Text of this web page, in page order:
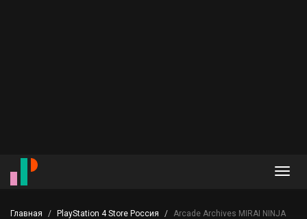
Главная PlayStation 4 Store Россия Arcade Archives MIRAI NINJA